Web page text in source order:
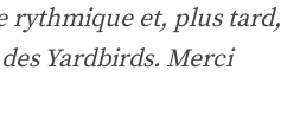
rythmique et, plus tard,
Yardbirds. Merci